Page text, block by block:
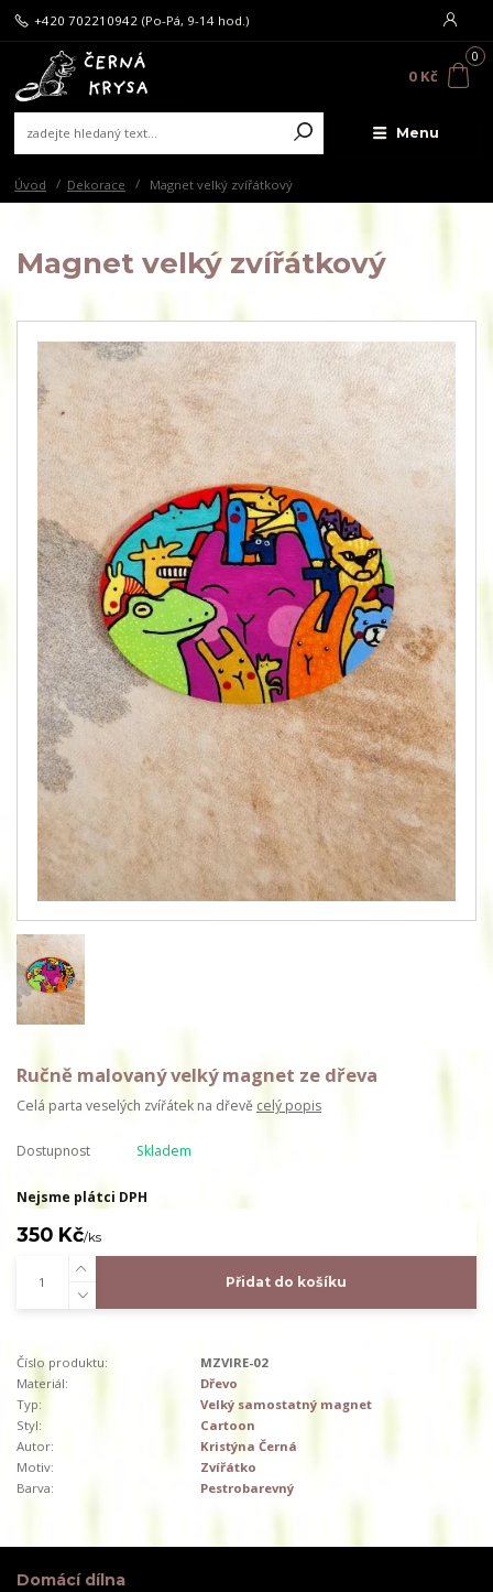
Menu
+420 702210942 (Po-Pá, 9-14 hod.)
0
0 Kč
Úvod Dekorace Magnet velký zvířátkový
Magnet velký zvířátkový
Ručně malovaný velký magnet ze dřeva
Celá parta veselých zvířátek na dřevě celý popis
Dostupnost Skladem
Nejsme plátci DPH
350 Kč/ks
Přidat do košíku
Číslo produktu:
MZVIRE-02
Materiál:
Dřevo
Typ:
Velký samostatný magnet
Styl:
Cartoon
Autor:
Kristýna Černá
Motiv:
Zvířátko
Barva:
Pestrobarevný
Domácí dílna